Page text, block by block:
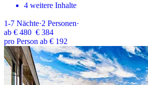
4 weitere Inhalte
1-7 Nächte·2 Personen·
ab € 480 € 384
pro Person ab € 192